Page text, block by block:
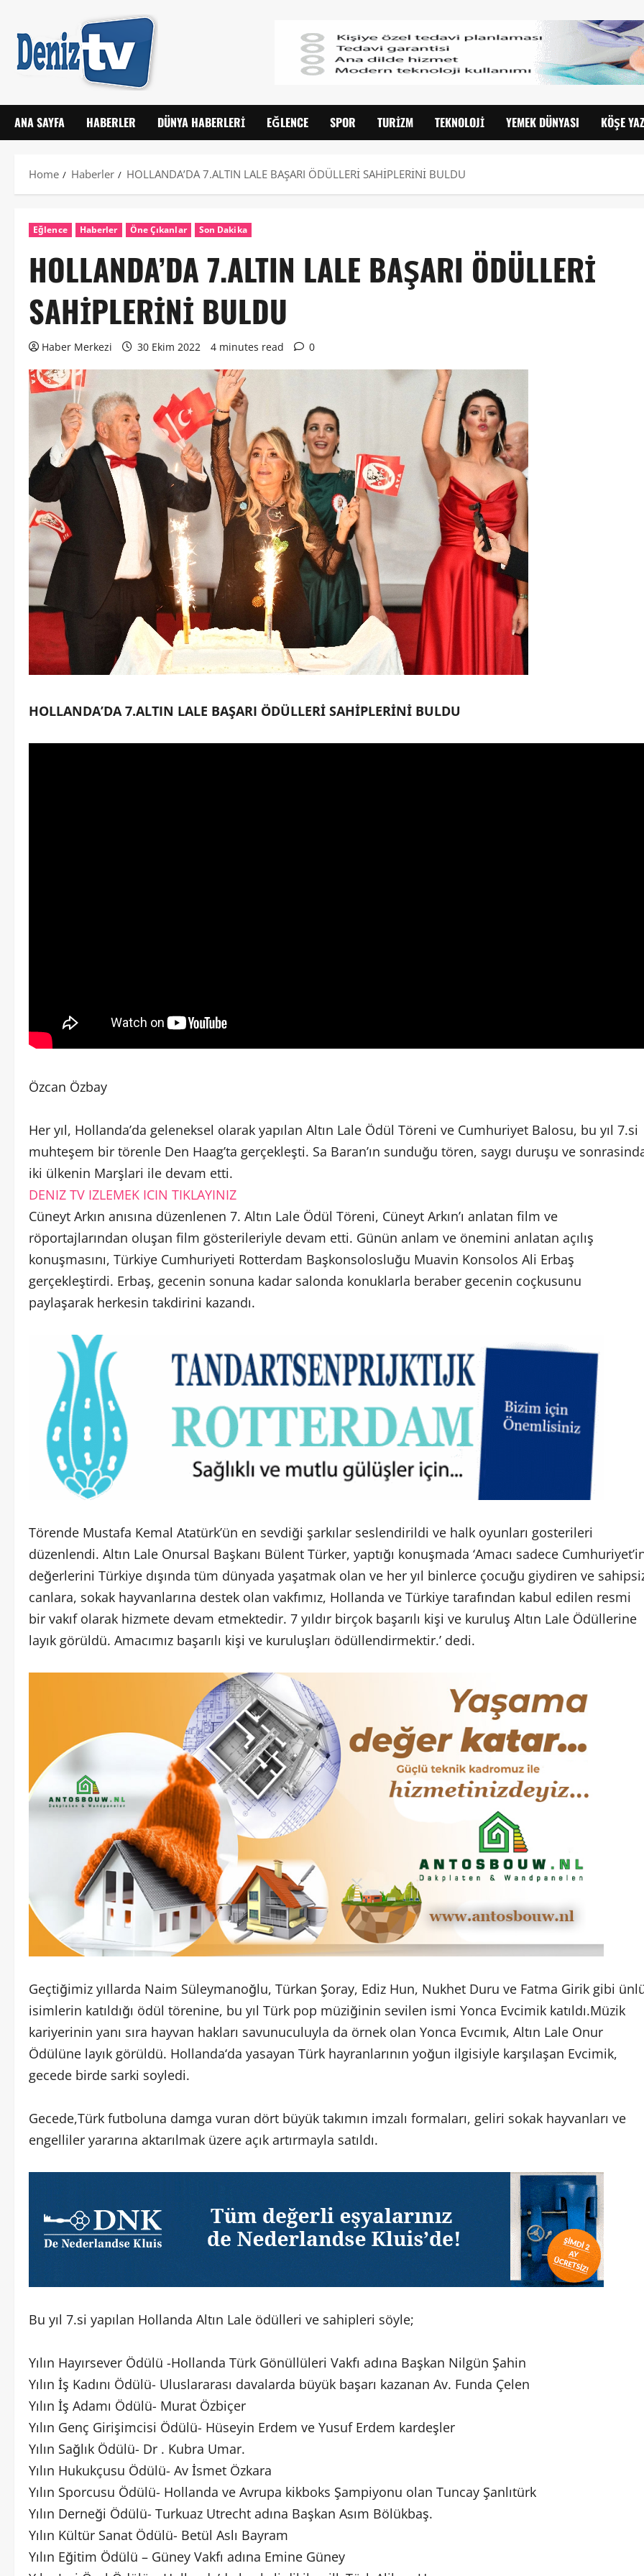
ANA SAYFA HABERLER DÜNYA HABERLERI EĞLENCE SPOR TURIZM TEKNOLOJI YEMEK DÜNYASI KÖŞE
Home Haberler HOLLANDA’DA 7.ALTIN LALE BAŞARI ÖDÜLLERİ SAHİPLERİNİ BULDU
Eğlence Haberler Öne Çıkanlar Son Dakika
HOLLANDA’DA 7.ALTIN LALE BAŞARI ÖDÜLLERİ
SAHİPLERİNİ BULDU
Haber Merkezi 30 Ekim 2022 4 minutes read 0
HOLLANDA’DA 7.ALTIN LALE BAŞARI ÖDÜLLERİ SAHİPLERİNİ BULDU
Özcan Özbay
Her yıl, Hollanda’da geleneksel olarak yapılan Altın Lale Ödül Töreni ve Cumhuriyet Balosu, bu yıl 7.si
muhteşem bir törenle Den Haag’ta gerçekleşti. Sa Baran’ın sunduğu tören, saygı duruşu ve
iki ülkenin Marşlari ile devam etti.
DENIZ TV IZLEMEK ICIN TIKLAYINIZ
Cüneyt Arkın anısına düzenlenen 7. Altın Lale Ödül Töreni, Cüneyt Arkın’ı anlatan film ve
röportajlarından oluşan film gösterileriyle devam etti. Günün anlam ve önemini anlatan açılış
konuşmasını, Türkiye Cumhuriyeti Rotterdam Başkonsolosluğu Muavin Konsolos Ali Erbaş
gerçekleştirdi. Erbaş, gecenin sonuna kadar salonda konuklarla beraber gecenin coçkusunu
paylaşarak herkesin takdirini kazandı.
Törende Mustafa Kemal Atatürk’ün en sevdiği şarkılar seslendirildi ve halk oyunları gosterileri
düzenlendi. Altın Lale Onursal Başkanı Bülent Türker, yaptığı konuşmada ‘Amacı sadece
değerlerini Türkiye dışında tüm dünyada yaşatmak olan ve her yıl binlerce çocuğu giydiren ve
canlara, sokak hayvanlarına destek olan vakfımız, Hollanda ve Türkiye tarafından kabul edilen resmi
bir vakıf olarak hizmete devam etmektedir. 7 yıldır birçok başarılı kişi ve kuruluş Altın Lale Ödüllerine
layık görüldü. Amacımız başarılı kişi ve kuruluşları ödüllendirmektir.’ dedi.
Geçtiğimiz yıllarda Naim Süleymanoğlu, Türkan Şoray, Ediz Hun, Nukhet Duru ve Fatma Girik gibi
isimlerin katıldığı ödül törenine, bu yıl Türk pop müziğinin sevilen ismi Yonca Evcimik katıldı.Müzik
kariyerinin yanı sıra hayvan hakları savunuculuyla da örnek olan Yonca Evcımık, Altın Lale Onur
Ödülüne layık görüldü. Hollanda‘da yasayan Türk hayranlarının yoğun ilgisiyle karşılaşan Evcimik,
gecede birde sarki soyledi.
Gecede,Türk futboluna damga vuran dört büyük takımın imzalı formaları, geliri sokak hayvanları ve
engelliler yararına aktarılmak üzere açık artırmayla satıldı.
Bu yıl 7.si yapılan Hollanda Altın Lale ödülleri ve sahipleri söyle;
Yılın Hayırsever Ödülü -Hollanda Türk Gönüllüleri Vakfı adına Başkan Nilgün Şahin
Yılın İş Kadını Ödülü- Uluslararası davalarda büyük başarı kazanan Av. Funda Çelen
Yılın İş Adamı Ödülü- Murat Özbiçer
Yılın Genç Girişimcisi Ödülü- Hüseyin Erdem ve Yusuf Erdem kardeşler
Yılın Sağlık Ödülü- Dr . Kubra Umar.
Yılın Hukukçusu Ödülü- Av İsmet Özkara
Yılın Sporcusu Ödülü- Hollanda ve Avrupa kikboks Şampiyonu olan Tuncay Şanlıtürk
Yılın Derneği Ödülü- Turkuaz Utrecht adına Başkan Asım Bölükbaş.
Yılın Kültür Sanat Ödülü- Betül Aslı Bayram
Yılın Eğitim Ödülü – Güney Vakfı adına Emine Güney